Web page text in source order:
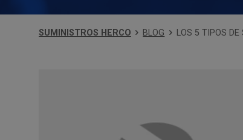
SUMINISTROS HERCO BLOG LOS 5 TIPOS DE